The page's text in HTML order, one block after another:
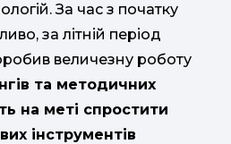
За час з початку
за літній період
величезну роботу
та методичних
на меті спростити
інструментів